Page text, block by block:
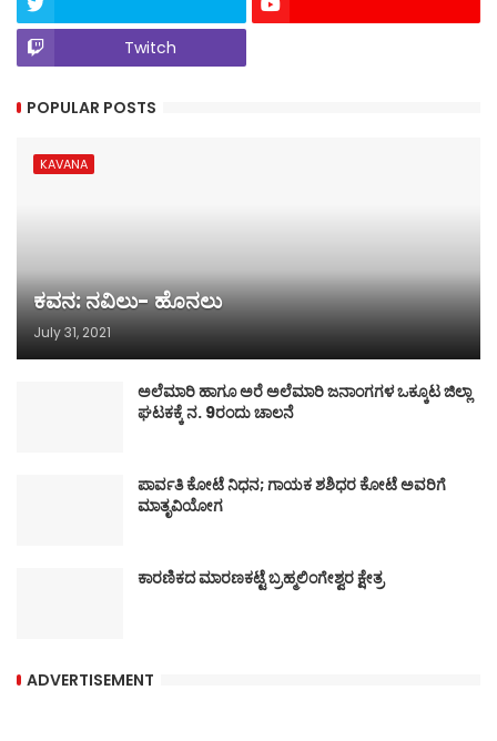
Twitch
POPULAR POSTS
KAVANA
ಕವನ: ನವಿಲು- ಹೊನಲು
July 31, 2021
ಅಲೆಮಾರಿ ಹಾಗೂ ಅರೆ ಅಲೆಮಾರಿ ಜನಾಂಗಗಳ ಒಕ್ಕೂಟ ಜಿಲ್ಲಾ
ಘಟಕಕ್ಕೆ ನ. 9ರಂದು ಚಾಲನೆ
ಪಾರ್ವತಿ ಕೋಟೆ ನಿಧನ; ಗಾಯಕ ಶಶಿಧರ ಕೋಟೆ ಅವರಿಗೆ
ಮಾತೃವಿಯೋಗ
ಕಾರಣಿಕದ ಮಾರಣಕಟ್ಟೆ ಬ್ರಹ್ಮಲಿಂಗೇಶ್ವರ ಕ್ಷೇತ್ರ
ADVERTISEMENT